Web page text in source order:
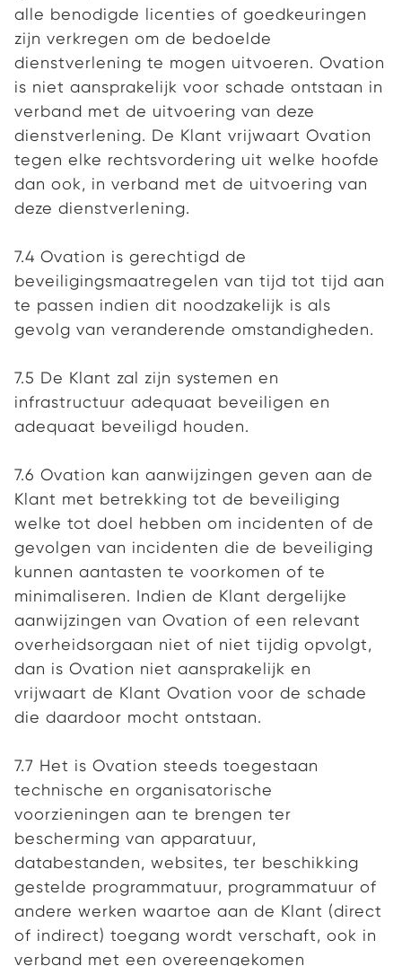
alle benodigde licenties of goedkeuringen
zijn verkregen om de bedoelde
dienstverlening te mogen uitvoeren. Ovation
is niet aansprakelijk voor schade ontstaan in
verband met de uitvoering van deze
dienstverlening. De Klant vrijwaart Ovation
tegen elke rechtsvordering uit welke hoofde
dan ook, in verband met de uitvoering van
deze dienstverlening.
7.4 Ovation is gerechtigd de
beveiligingsmaatregelen van tijd tot tijd aan
te passen indien dit noodzakelijk is als
gevolg van veranderende omstandigheden.
7.5 De Klant zal zijn systemen en
infrastructuur adequaat beveiligen en
adequaat beveiligd houden.
7.6 Ovation kan aanwijzingen geven aan de
Klant met betrekking tot de beveiliging
welke tot doel hebben om incidenten of de
gevolgen van incidenten die de beveiliging
kunnen aantasten te voorkomen of te
minimaliseren. Indien de Klant dergelijke
aanwijzingen van Ovation of een relevant
overheidsorgaan niet of niet tijdig opvolgt,
dan is Ovation niet aansprakelijk en
vrijwaart de Klant Ovation voor de schade
die daardoor mocht ontstaan.
7.7 Het is Ovation steeds toegestaan
technische en organisatorische
voorzieningen aan te brengen ter
bescherming van apparatuur,
databestanden, websites, ter beschikking
gestelde programmatuur, programmatuur of
andere werken waartoe aan de Klant (direct
of indirect) toegang wordt verschaft, ook in
verband met een overeengekomen